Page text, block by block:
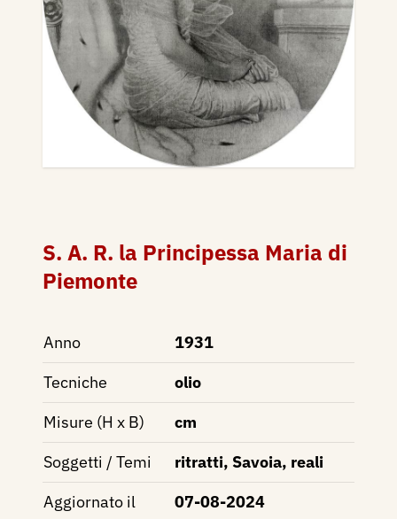
S. A. R. la Principessa Maria di
Piemonte
Anno
1931
Tecniche
olio
Misure (H x B)
cm
Soggetti / Temi
ritratti, Savoia, reali
Aggiornato il
07-08-2024